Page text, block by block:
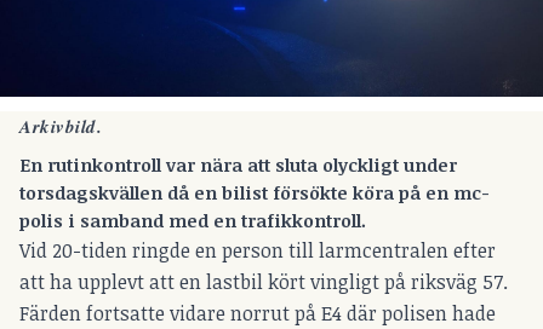
Arkivbild.
En rutinkontroll var nära att sluta olyckligt under
torsdagskvällen då en bilist försökte köra på en mc-
polis i samband med en trafikkontroll.
Vid 20-tiden ringde en person till larmcentralen efter
att ha upplevt att en lastbil kört vingligt på riksväg 57.
Färden fortsatte vidare norrut på E4 där polisen hade